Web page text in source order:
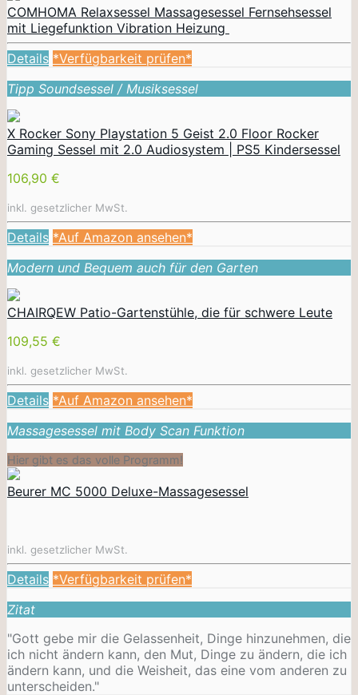
COMHOMA Relaxsessel Massagesessel Fernsehsessel
mit Liegefunktion Vibration Heizung
Details *Verfügbarkeit prüfen*
Tipp Soundsessel / Musiksessel
X Rocker Sony Playstation 5 Geist 2.0 Floor Rocker
Gaming Sessel mit 2.0 Audiosystem | PS5 Kindersessel
106,90 €
inkl. gesetzlicher MwSt.
Details *Auf Amazon ansehen*
Modern und Bequem auch für den Garten
CHAIRQEW Patio-Gartenstühle, die für schwere Leute
109,55 €
inkl. gesetzlicher MwSt.
Details *Auf Amazon ansehen*
Massagesessel mit Body Scan Funktion
Hier gibt es das volle Programm!
Beurer MC 5000 Deluxe-Massagesessel
inkl. gesetzlicher MwSt.
Details *Verfügbarkeit prüfen*
Zitat
"Gott gebe mir die Gelassenheit, Dinge hinzunehmen, die
ich nicht ändern kann, den Mut, Dinge zu ändern, die ich
ändern kann, und die Weisheit, das eine vom anderen zu
unterscheiden."